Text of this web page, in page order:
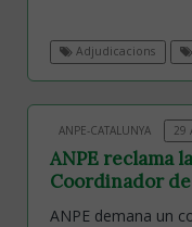
Adjudicacions
ANPE-CATALUNYA 29
ANPE reclama
Coordinador de
ANPE demana un